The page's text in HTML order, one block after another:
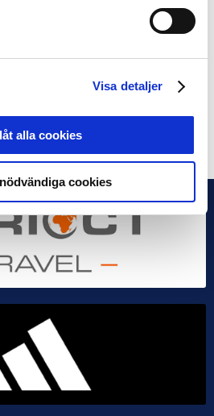
Visa detaljer
alla cookies
cookies
herrelitklubb har en Integrity
Denna person, som i regel är
utbildning för sin ansvarsroll.
Dela på Twitter